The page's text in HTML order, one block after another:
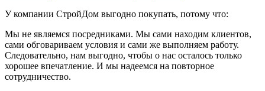
У компании СтройДом выгодно покупать, потому что:
Мы не являемся посредниками. Мы сами находим клиентов,
сами обговариваем условия и сами же выполняем работу.
Следовательно, нам выгодно, чтобы о нас осталось только
хорошее впечатление. И мы надеемся на повторное
сотрудничество.